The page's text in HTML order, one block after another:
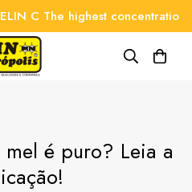
C The highest concentration on
é puro? Leia a